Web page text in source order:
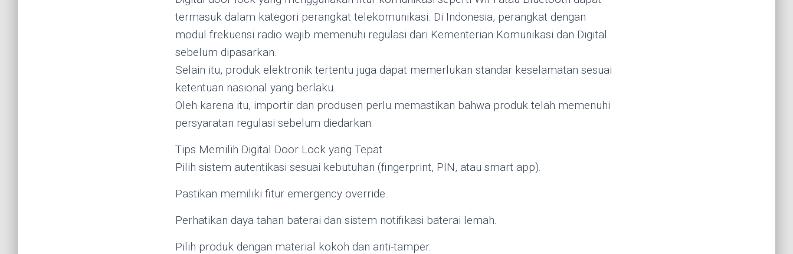
termasuk dalam kategori perangkat telekomunikasi. Di Indonesia, perangkat dengan
modul frekuensi radio wajib memenuhi regulasi dari Kementerian Komunikasi dan Digital
sebelum dipasarkan.
Selain itu, produk elektronik tertentu juga dapat memerlukan standar keselamatan sesuai
ketentuan nasional yang berlaku.
Oleh karena itu, importir dan produsen perlu memastikan bahwa produk telah memenuhi
persyaratan regulasi sebelum diedarkan.
Tips Memilih Digital Door Lock yang Tepat
Pilih sistem autentikasi sesuai kebutuhan (fingerprint, PIN, atau smart app).
Pastikan memiliki fitur emergency override.
Perhatikan daya tahan baterai dan sistem notifikasi baterai lemah.
Pilih produk dengan material kokoh dan anti-tamper.